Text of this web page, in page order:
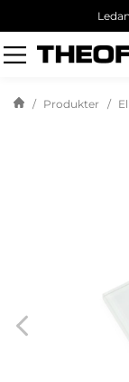
Sök
produkt
Produkter